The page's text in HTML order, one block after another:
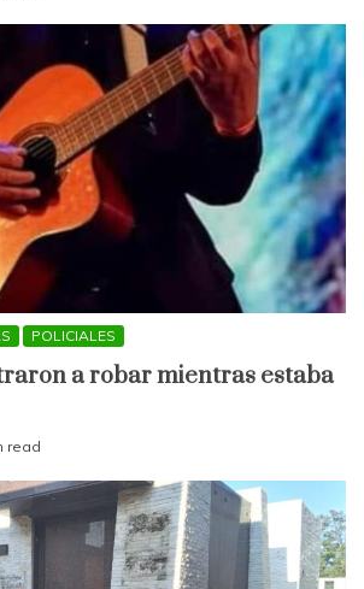
POLICIALES
a robar mientras estaba
read